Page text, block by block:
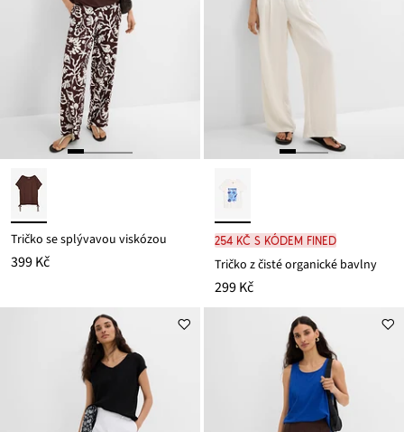
Tričko se splývavou viskózou
399 Kč
254 Kč s kódem FINED
Tričko z čisté organické bavlny
299 Kč